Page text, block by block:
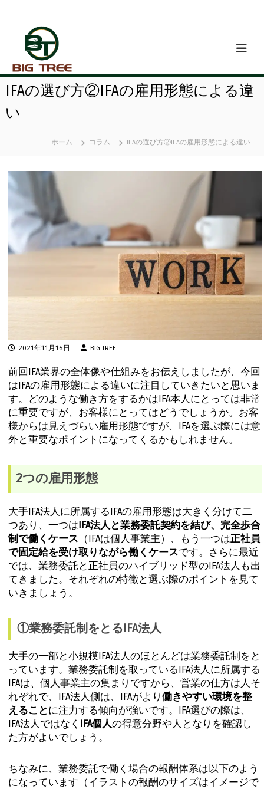
ス
プ
IFAの選び方②IFAの雇用形態による違
い
ホーム コラム IFAの選び方②IFAの雇用形態による違い
2021年11月16日 BIG TREE
前回IFA業界の全体像や仕組みをお伝えしましたが、今回
はIFAの雇用形態による違いに注目していきたいと思いま
す。どのような働き方をするかはIFA本人にとっては非常
に重要ですが、お客様にとってはどうでしょうか。お客
様からは見えづらい雇用形態ですが、IFAを選ぶ際には意
外と重要なポイントになってくるかもしれません。
2つの雇用形態
大手IFA法人に所属するIFAの雇用形態は大きく分けて二
つあり、一つはIFA法人と業務委託契約を結び、完全歩合
制で働くケース （IFAは個人事業主）、もう一つは正社員
で固定給を受け取りながら働くケースです。さらに最近
では、業務委託と正社員のハイブリッド型のIFA法人も出
てきました。それぞれの特徴と選ぶ際のポイントを見て
いきましょう。
①業務委託制をとるIFA法人
大手の一部と小規模IFA法人のほとんどは業務委託制をと
っています。業務委託制を取っているIFA法人に所属する
IFAは、個人事業主の集まりですから、営業の仕方は人そ
れぞれで、IFA法人側は、IFAがより 働きやすい環境を整
えることに注力する傾向が強いです。IFA選びの際は、
IFA法人ではなく IFA個人の得意分野や人となりを確認し
た方がよいでしょう。
ちなみに、業務委託で働く場合の報酬体系は以下のよう
になっています（イラストの報酬のサイズはイメージで